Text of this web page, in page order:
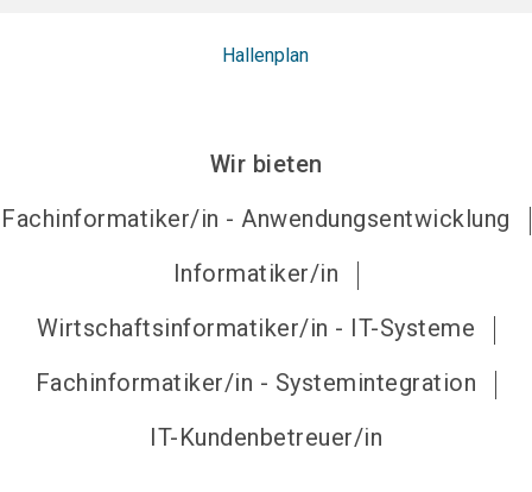
Hallenplan
Wir bieten
Fachinformatiker/in - Anwendungsentwicklung
Informatiker/in
Wirtschaftsinformatiker/in - IT-Systeme
Fachinformatiker/in - Systemintegration
IT-Kundenbetreuer/in